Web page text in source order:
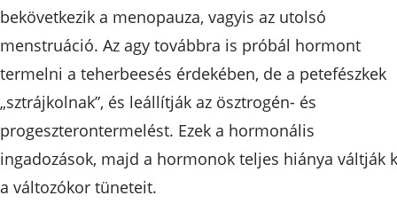
bekövetkezik a menopauza, vagyis az utolsó
menstruáció. Az agy továbbra is próbál hormont
termelni a teherbeesés érdekében, de a petefészkek
„sztrájkolnak”, és leállítják az ösztrogén- és
progeszterontermelést. Ezek a hormonális
ingadozások, majd a hormonok teljes hiánya váltják
a változókor tüneteit.